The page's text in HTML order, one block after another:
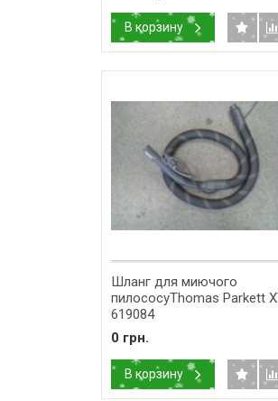
В корзину
Шланг для миючого
пилососуThomas Parkett
619084
0 грн.
В корзину